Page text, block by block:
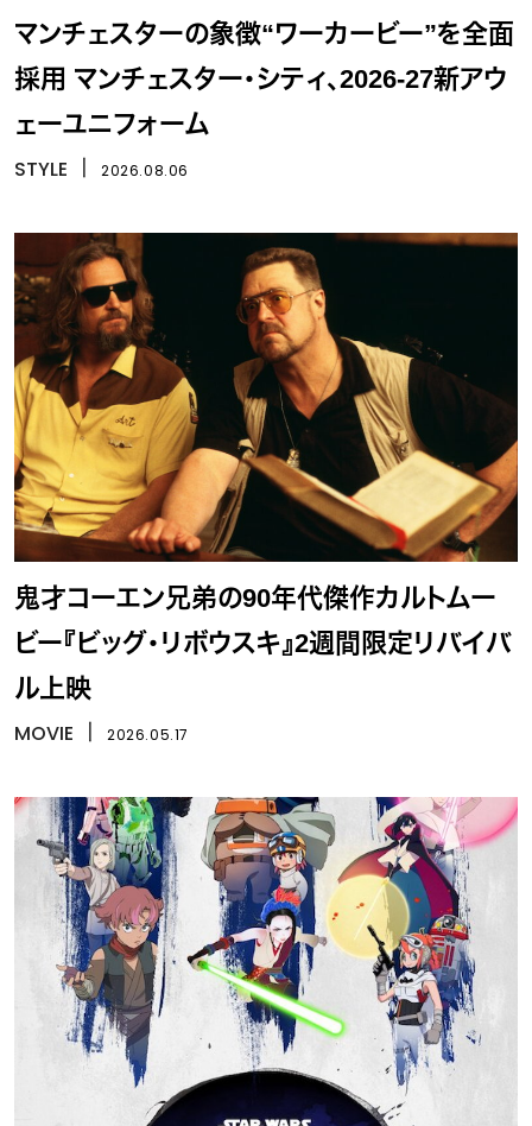
マンチェスターの象徴“ワーカービー”を全面
採用 マンチェスター・シティ、2026-27新アウ
ェーユニフォーム
STYLE 2026.08.06
鬼才コーエン兄弟の90年代傑作カルトムー
ビー『ビッグ・リボウスキ』2週間限定リバイバ
ル上映
MOVIE 2026.05.17